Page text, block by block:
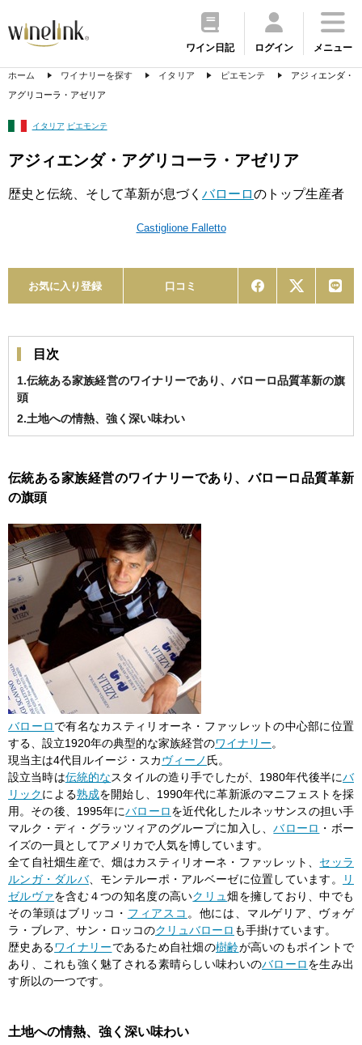
ワイン日記 ログイン メニュー
ホーム ワイナリーを探す イタリア ピエモンテ
アジィエンダ・
アグリコーラ・アゼリア
イタリア ピエモンテ
アジィエンダ・アグリコーラ・アゼリア
歴史と伝統、そして革新が息づく バローロのトップ生産者
Castiglione Falletto
お気に入り登録 口コミ
目次
1.伝統ある家族経営のワイナリーであり、バローロ品質革新の旗
頭
2.土地への情熱、強く深い味わい
伝統ある家族経営のワイナリーであり、バローロ品質革新
の旗頭
バローロで有名なカスティリオーネ・ファッレットの中心部に位置
する、設立1920年の典型的な家族経営のワイナリー。
現当主は4代目ルイージ・スカヴィーノ 氏。
設立当時は伝統的なスタイルの造り手でしたが、1980年代後半にバ
リックによる熟成を開始し、1990年代に革新派のマニフェストを採
用。その後、1995年にバローロを近代化したルネッサンスの担い手
マルク・ディ・グラッツィアのグループに加入し、バローロ ・ボー
イズの一員としてアメリカで人気を博しています。
全て自社畑生産で、畑はカスティリオーネ・ファッレット、 セッラ
ルンガ・ダルバ、モンテルーポ・アルベーゼに位置しています。
リ
ゼルヴァを含む４つの知名度の高いクリュ畑を擁しており、中でも
その筆頭はブリッコ・ フィアスコ 。他には、マルゲリア、ヴォゲ
ラ・ブレア、サン・ロッコのクリュ バローロ も手掛けています。
歴史あるワイナリーであるため自社畑の樹齢が高いのもポイントで
あり、これも強く魅了される素晴らしい味わいのバローロを生み出
す所以の一つです。
土地への情熱、強く深い味わい